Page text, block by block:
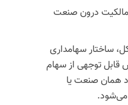
درون صنعت
ساختار سهامداری
توجهی از سهام
صنعت یا
می‌شود.